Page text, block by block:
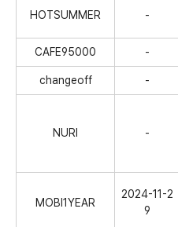
HOTSUMMER -
CAFE95000 -
changeoff -
NURI -
MOBI1YEAR
2024-11-2
9